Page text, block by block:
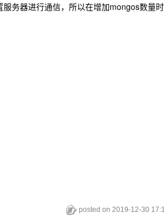
务器进行通信，所以在增加mongos数量
posted on2019-12-30